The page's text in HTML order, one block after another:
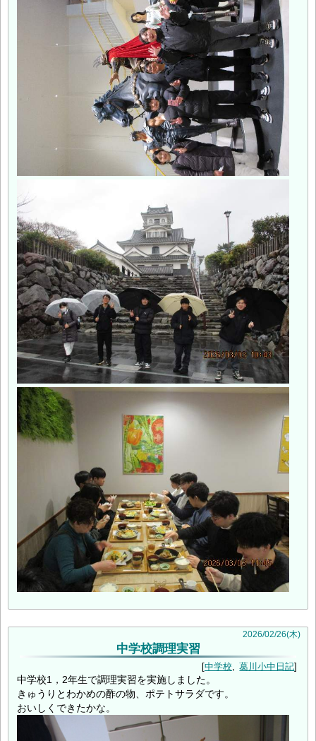
2026/02/26(木)
中学校調理実習
中学校 葛川小中日記
中学校1，2年生で調理実習を実施しました。
きゅうりとわかめの酢の物、ポテトサラダです。
おいしくできたかな。